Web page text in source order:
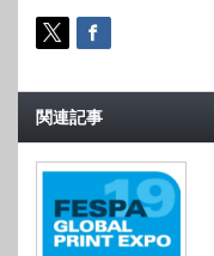
関連記事